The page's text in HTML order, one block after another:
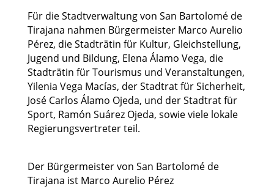
Für die Stadtverwaltung von San Bartolomé de
Tirajana nahmen Bürgermeister Marco Aurelio
Pérez, die Stadträtin für Kultur, Gleichstellung,
Jugend und Bildung, Elena Álamo Vega, die
Stadträtin für Tourismus und Veranstaltungen,
Yilenia Vega Macías, der Stadtrat für Sicherheit,
José Carlos Álamo Ojeda, und der Stadtrat für
Sport, Ramón Suárez Ojeda, sowie viele lokale
Regierungsvertreter teil.
Der Bürgermeister von San Bartolomé de
Tirajana ist Marco Aurelio Pérez